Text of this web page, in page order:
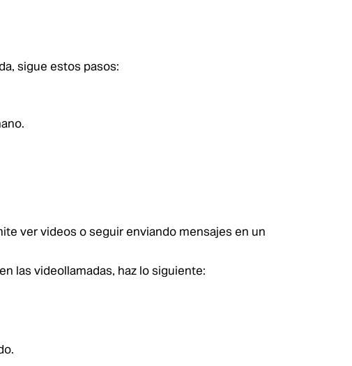
sigue estos pasos:
ver videos o seguir enviando mensajes en un
las videollamadas, haz lo siguiente: